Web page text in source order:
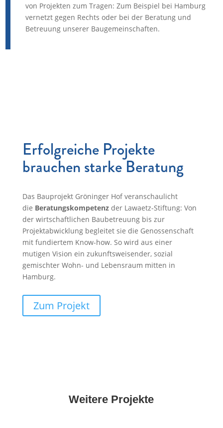
von Projekten zum Tragen: Zum Beispiel bei Hamburg
vernetzt gegen Rechts oder bei der Beratung und
Betreuung unserer Baugemeinschaften.
Erfolgreiche Projekte
brauchen starke Beratung
Das Bauprojekt Gröninger Hof veranschaulicht
die Beratungskompetenz der Lawaetz-Stiftung: Von
der wirtschaftlichen Baubetreuung bis zur
Projektabwicklung begleitet sie die Genossenschaft
mit fundiertem Know-how. So wird aus einer
mutigen Vision ein zukunftsweisender, sozial
gemischter Wohn- und Lebensraum mitten in
Hamburg.
Zum Projekt
Weitere Projekte